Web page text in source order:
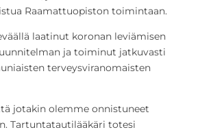
Raamattuopiston toimintaan.
laatinut koronan leviämisen
ja toiminut jatkuvasti
terveysviranomaisten
jotakin olemme onnistuneet
Tartuntatautilääkäri totesi